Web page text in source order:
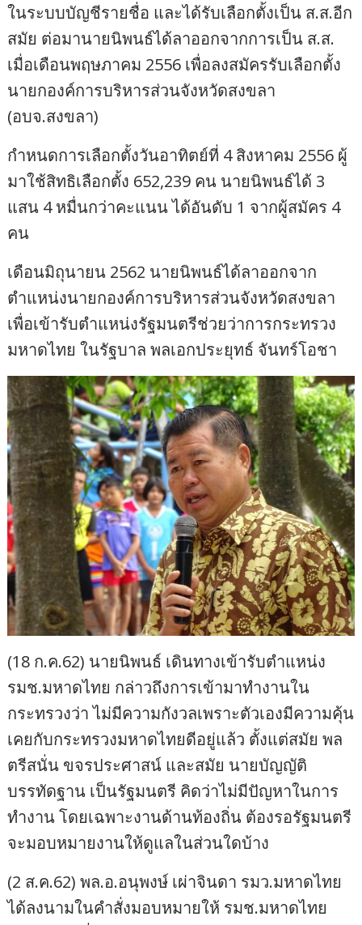
ในระบบบัญชีรายชื่อ และได้รับเลือกตั้งเป็น ส.ส.อีก
สมัย ต่อมานายนิพนธ์ได้ลาออกจากการเป็น ส.ส.
เมื่อเดือนพฤษภาคม 2556 เพื่อลงสมัครรับเลือกตั้ง
นายกองค์การบริหารส่วนจังหวัดสงขลา
(อบจ.สงขลา)
กำหนดการเลือกตั้งวันอาทิตย์ที่ 4 สิงหาคม 2556 ผู้
มาใช้สิทธิเลือกตั้ง 652,239 คน นายนิพนธ์ได้ 3
แสน 4 หมื่นกว่าคะแนน ได้อันดับ 1 จากผู้สมัคร 4
คน
เดือนมิถุนายน 2562 นายนิพนธ์ได้ลาออกจาก
ตำแหน่งนายกองค์การบริหารส่วนจังหวัดสงขลา
เพื่อเข้ารับตำแหน่งรัฐมนตรีช่วยว่าการกระทรวง
มหาดไทย ในรัฐบาล พลเอกประยุทธ์ จันทร์โอชา
(18 ก.ค.62) นายนิพนธ์ เดินทางเข้ารับตำแหน่ง
รมช.มหาดไทย กล่าวถึงการเข้ามาทำงานใน
กระทรวงว่า ไม่มีความกังวลเพราะตัวเองมีความคุ้น
เคยกับกระทรวงมหาดไทยดีอยู่แล้ว ตั้งแต่สมัย พล
ตรีสนั่น ขจรประศาสน์ และสมัย นายบัญญัติ
บรรทัดฐาน เป็นรัฐมนตรี คิดว่าไม่มีปัญหาในการ
ทำงาน โดยเฉพาะงานด้านท้องถิ่น ต้องรอรัฐมนตรี
จะมอบหมายงานให้ดูแลในส่วนใดบ้าง
(2 ส.ค.62) พล.อ.อนุพงษ์ เผ่าจินดา รมว.มหาดไทย
ได้ลงนามในคำสั่งมอบหมายให้ รมช.มหาดไทย